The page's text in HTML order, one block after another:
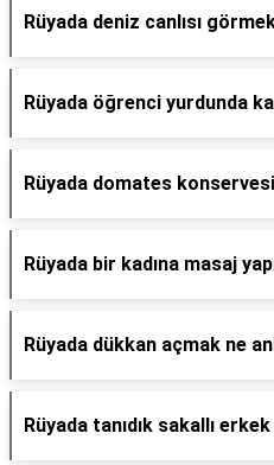
Rüyada deniz canlısı
Rüyada öğrenci yurdunda
Rüyada domates
Rüyada bir kadına masaj
Rüyada dükkan açmak ne
Rüyada tanıdık sakallı